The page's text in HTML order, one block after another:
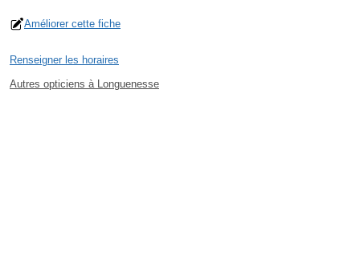
Améliorer cette fiche
Renseigner les horaires
Autres opticiens à Longuenesse